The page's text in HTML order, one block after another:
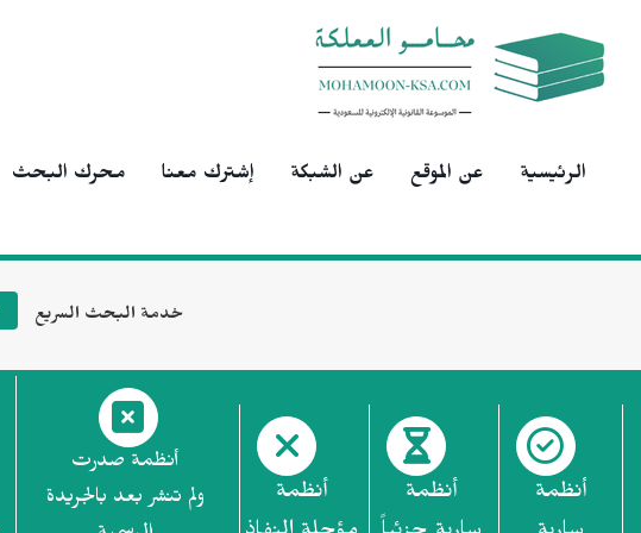
الرئيسية عن الموقع عن الشبكة إشترك معنا محرك البحث
خدمة البحث السريع
أنظمة
أنظمة
أنظمة
أنظمة صدرت
ولم تنشر بعد بالجريدة